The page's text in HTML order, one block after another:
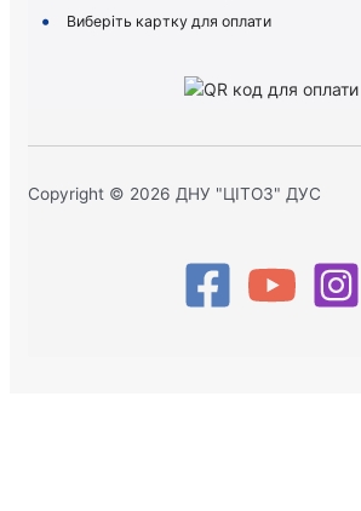
Виберіть картку для оплати
Copyright © 2026 ДНУ "ЦІТОЗ" ДУС